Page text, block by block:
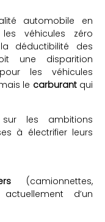
automobile en
véhicules zéro
déductibilité des
une disparition
les véhicules
le carburantqui
les ambitions
à électrifier leurs
(camionnettes,
d’un